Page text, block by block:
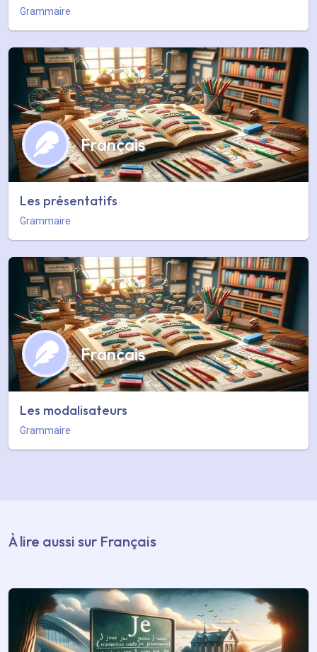
Grammaire
Français
Les présentatifs
Grammaire
Français
Les modalisateurs
Grammaire
À lire aussi sur Français